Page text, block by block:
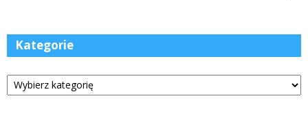
Kategorie
Kategorie